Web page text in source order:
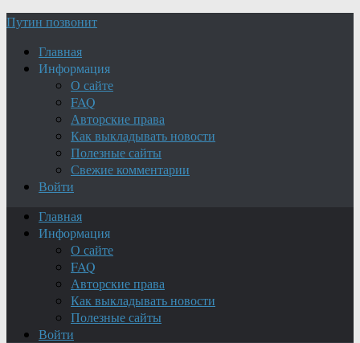
Путин позвонит
Главная
Информация
О сайте
FAQ
Авторские права
Как выкладывать новости
Полезные сайты
Свежие комментарии
Войти
Главная
Информация
О сайте
FAQ
Авторские права
Как выкладывать новости
Полезные сайты
Войти